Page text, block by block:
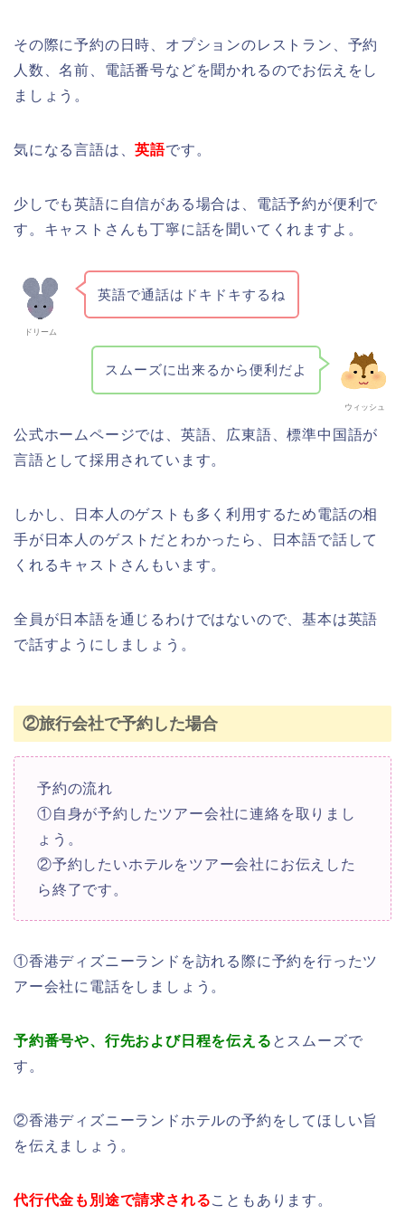
その際に予約の日時、オプションのレストラン、予約
人数、名前、電話番号などを聞かれるのでお伝えをし
ましょう。
気になる言語は、英語です。
少しでも英語に自信がある場合は、電話予約が便利で
す。キャストさんも丁寧に話を聞いてくれますよ。
ドリーム
英語で通話はドキドキするね
ウィッシュ
スムーズに出来るから便利だよ
公式ホームページでは、英語、広東語、標準中国語が
言語として採用されています。
しかし、日本人のゲストも多く利用するため電話の相
手が日本人のゲストだとわかったら、日本語で話して
くれるキャストさんもいます。
全員が日本語を通じるわけではないので、基本は英語
で話すようにしましょう。
②旅行会社で予約した場合
予約の流れ
①自身が予約したツアー会社に連絡を取りまし
ょう。
②予約したいホテルをツアー会社にお伝えした
ら終了です。
①香港ディズニーランドを訪れる際に予約を行ったツ
アー会社に電話をしましょう。
予約番号や、行先および日程を伝える とスムーズで
す。
②香港ディズニーランドホテルの予約をしてほしい旨
を伝えましょう。
代行代金も別途で請求されることもあります。